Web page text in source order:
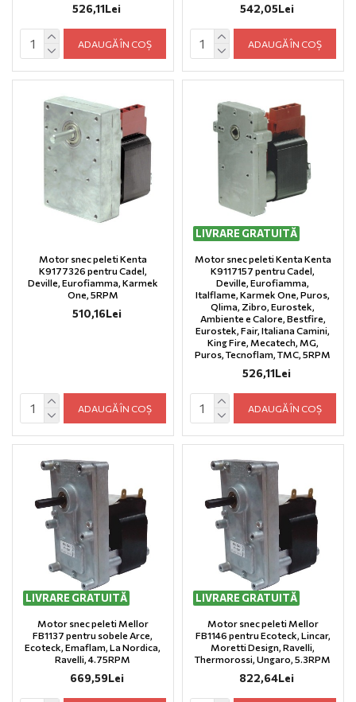
526,11Lei
ADAUGĂ ÎN COȘ
542,05Lei
ADAUGĂ ÎN COȘ
Motor snec peleti Kenta
K9177326 pentru Cadel,
Deville, Eurofiamma, Karmek
One, 5RPM
510,16Lei
ADAUGĂ ÎN COȘ
LIVRARE GRATUITĂ
Motor snec peleti Kenta Kenta
K9117157 pentru Cadel,
Deville, Eurofiamma,
Italflame, Karmek One, Puros,
Qlima, Zibro, Eurostek,
Ambiente e Calore, Bestfire,
Eurostek, Fair, Italiana Camini,
King Fire, Mecatech, MG,
Puros, Tecnoflam, TMC, 5RPM
526,11Lei
ADAUGĂ ÎN COȘ
LIVRARE GRATUITĂ
Motor snec peleti Mellor
FB1137 pentru sobele Arce,
Ecoteck, Emaflam, La Nordica,
Ravelli, 4.75RPM
669,59Lei
LIVRARE GRATUITĂ
Motor snec peleti Mellor
FB1146 pentru Ecoteck, Lincar,
Moretti Design, Ravelli,
Thermorossi, Ungaro, 5.3RPM
822,64Lei